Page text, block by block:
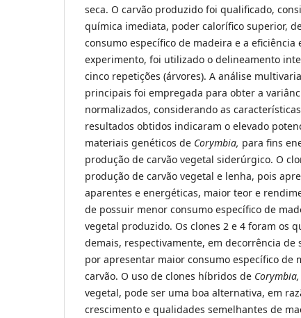
seca. O carvão produzido foi qualificado,
química imediata, poder calorífico superior,
consumo específico de madeira e a eficiência
experimento, foi utilizado o delineamento
cinco repetições (árvores). A análise
principais foi empregada para obter a
normalizados, considerando as
resultados obtidos indicaram o elevado
materiais genéticos de Corymbia, para fins
produção de carvão vegetal siderúrgico. O
produção de carvão vegetal e lenha, pois
aparentes e energéticas, maior teor e
de possuir menor consumo específico de
vegetal produzido. Os clones 2 e 4 foram os
demais, respectivamente, em decorrência de
por apresentar maior consumo específico de
carvão. O uso de clones híbridos de Corymbia,
vegetal, pode ser uma boa alternativa, em
crescimento e qualidades semelhantes de